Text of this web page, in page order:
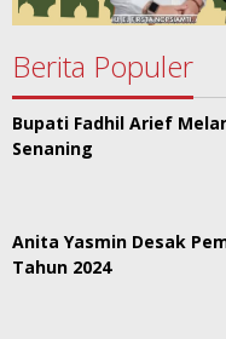
Berita Populer
Bupati Fadhil Arief
Senaning
Anita Yasmin Desak
Tahun 2024